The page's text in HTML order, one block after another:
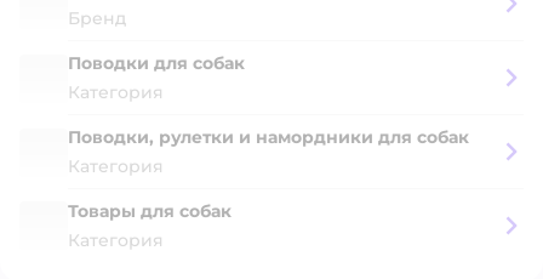
Бренд
Поводки для собак
Категория
Поводки, рулетки и намордники для собак
Категория
Товары для собак
Категория